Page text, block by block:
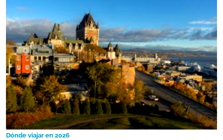
Dónde viajar en 2026